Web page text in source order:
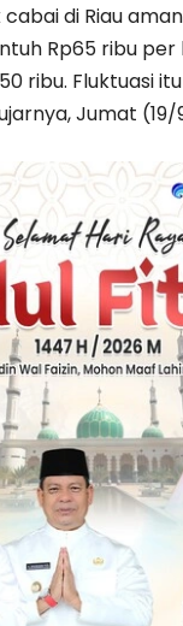
cabai di Riau
Rp65 ribu per
ribu. Fluktuasi
Jumat (19/